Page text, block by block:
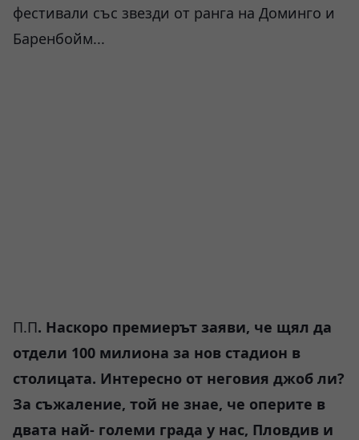
фестивали със звезди от ранга на Доминго и
Баренбойм...
П.П. Наскоро премиерът заяви, че щял да
отдели 100 милиона за нов стадион в
столицата. Интересно от неговия джоб ли?
За съжаление, той не знае, че оперите в
двата най- големи града у нас, Пловдив и